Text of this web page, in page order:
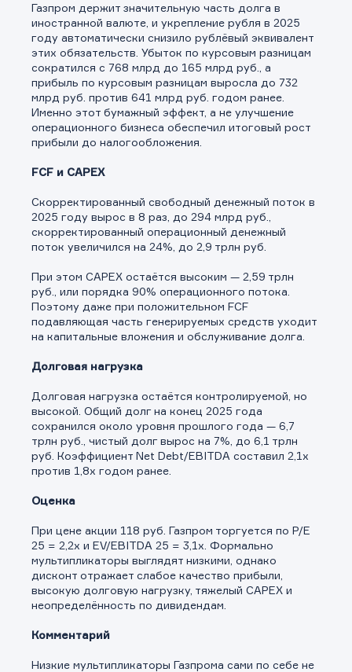
Газпром держит значительную часть долга в
иностранной валюте, и укрепление рубля в 2025
году автоматически снизило рублёвый эквивалент
этих обязательств. Убыток по курсовым разницам
сократился с 768 млрд до 165 млрд руб., а
прибыль по курсовым разницам выросла до 732
млрд руб. против 641 млрд руб. годом ранее.
Именно этот бумажный эффект, а не улучшение
операционного бизнеса обеспечил итоговый рост
прибыли до налогообложения.
FCF и CAPEX
Скорректированный свободный денежный поток в
2025 году вырос в 8 раз, до 294 млрд руб.,
скорректированный операционный денежный
поток увеличился на 24%, до 2,9 трлн руб.
При этом CAPEX остаётся высоким — 2,59 трлн
руб., или порядка 90% операционного потока.
Поэтому даже при положительном FCF
подавляющая часть генерируемых средств уходит
на капитальные вложения и обслуживание долга.
Долговая нагрузка
Долговая нагрузка остаётся контролируемой, но
высокой. Общий долг на конец 2025 года
сохранился около уровня прошлого года — 6,7
трлн руб., чистый долг вырос на 7%, до 6,1 трлн
руб. Коэффициент Net Debt/EBITDA составил 2,1x
против 1,8x годом ранее.
Оценка
При цене акции 118 руб. Газпром торгуется по P/E
25 = 2,2x и EV/EBITDA 25 = 3,1x. Формально
мультипликаторы выглядят низкими, однако
дисконт отражает слабое качество прибыли,
высокую долговую нагрузку, тяжелый CAPEX и
неопределённость по дивидендам.
Комментарий
Низкие мультипликаторы Газпрома сами по себе не